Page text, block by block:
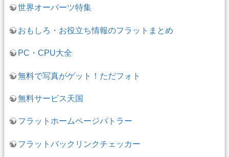
世界オーパーツ特集
おもしろ・お役立ち情報のフラットまとめ
PC・CPU大全
無料で写真がゲット！ただフォト
無料サービス天国
フラットホームページバトラー
フラットバックリンクチェッカー